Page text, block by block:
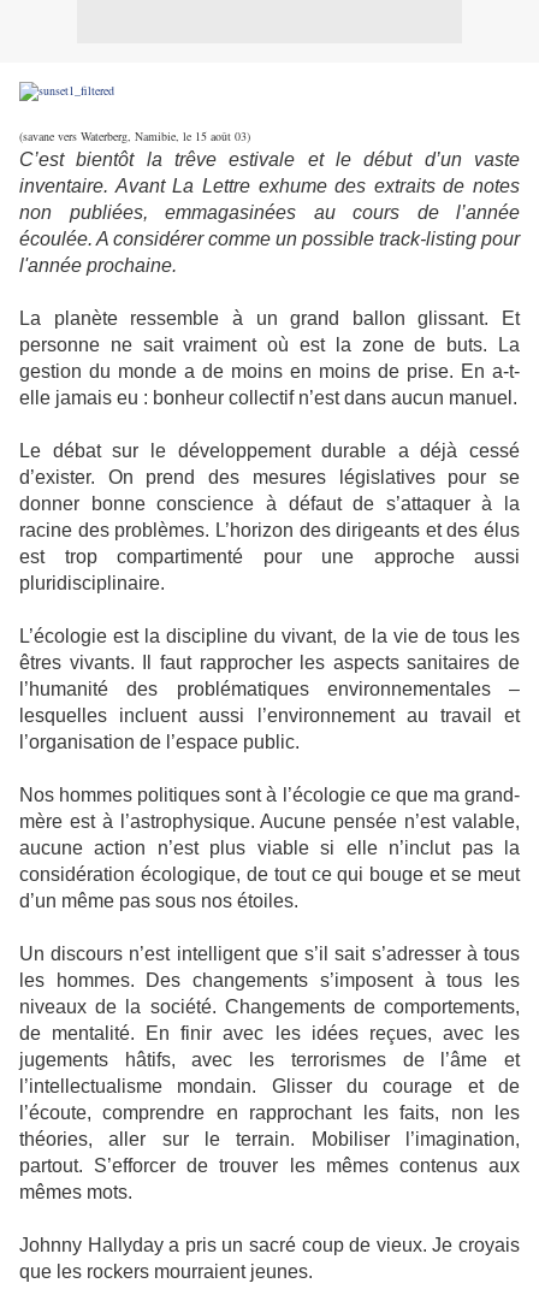
(savane vers Waterberg, Namibie, le 15 août 03)
C’est bientôt la trêve estivale et le début d’un vaste
inventaire. Avant La Lettre exhume des extraits de notes
non publiées, emmagasinées au cours de l’année
écoulée. A considérer comme un possible track-listing pour
l'année prochaine.
La planète ressemble à un grand ballon glissant. Et
personne ne sait vraiment où est la zone de buts. La
gestion du monde a de moins en moins de prise. En a-t-
elle jamais eu : bonheur collectif n’est dans aucun manuel.
Le débat sur le développement durable a déjà cessé
d’exister. On prend des mesures législatives pour se
donner bonne conscience à défaut de s’attaquer à la
racine des problèmes. L’horizon des dirigeants et des élus
est trop compartimenté pour une approche aussi
pluridisciplinaire.
L’écologie est la discipline du vivant, de la vie de tous les
êtres vivants. Il faut rapprocher les aspects sanitaires de
l’humanité des problématiques environnementales –
lesquelles incluent aussi l’environnement au travail et
l’organisation de l’espace public.
Nos hommes politiques sont à l’écologie ce que ma grand-
mère est à l’astrophysique. Aucune pensée n’est valable,
aucune action n’est plus viable si elle n’inclut pas la
considération écologique, de tout ce qui bouge et se meut
d’un même pas sous nos étoiles.
Un discours n’est intelligent que s’il sait s’adresser à tous
les hommes. Des changements s’imposent à tous les
niveaux de la société. Changements de comportements,
de mentalité. En finir avec les idées reçues, avec les
jugements hâtifs, avec les terrorismes de l’âme et
l’intellectualisme mondain. Glisser du courage et de
l’écoute, comprendre en rapprochant les faits, non les
théories, aller sur le terrain. Mobiliser l’imagination,
partout. S’efforcer de trouver les mêmes contenus aux
mêmes mots.
Johnny Hallyday a pris un sacré coup de vieux. Je croyais
que les rockers mourraient jeunes.